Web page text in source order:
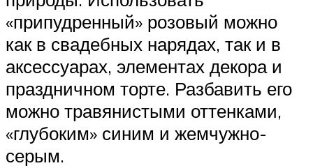
«припудренный» розовый можно
как в свадебных нарядах, так и в
аксессуарах, элементах декора и
праздничном торте. Разбавить его
можно травянистыми оттенками,
«глубоким» синим и жемчужно-
серым.